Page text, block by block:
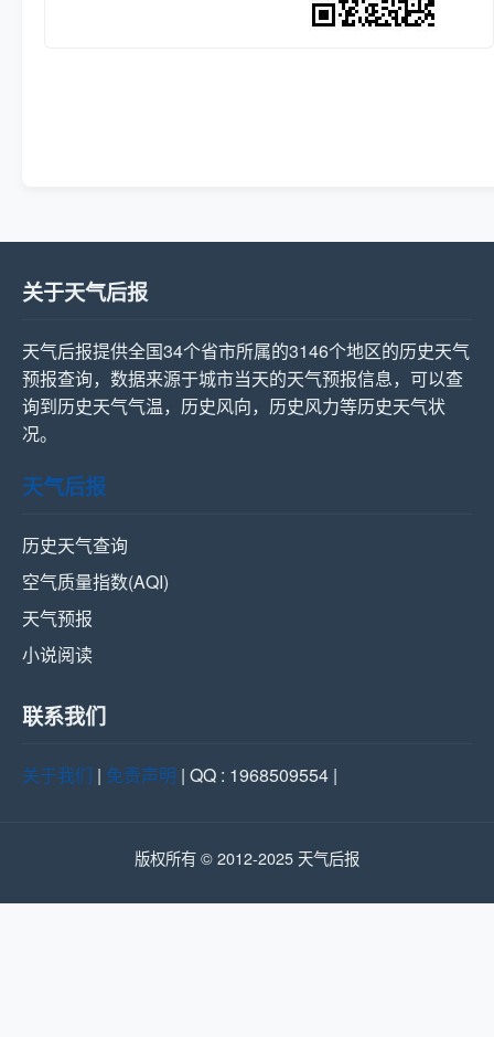
关于天气后报
天气后报提供全国34个省市所属的3146个地区的历史天气
预报查询，数据来源于城市当天的天气预报信息，可以查
询到历史天气气温，历史风向，历史风力等历史天气状
况。
天气后报
历史天气查询
空气质量指数(AQI)
天气预报
小说阅读
联系我们
关于我们 | 免责声明 | QQ : 1968509554 |
版权所有 © 2012-2025 天气后报